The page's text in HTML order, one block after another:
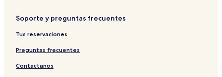
Soporte y preguntas frecuentes
Tus reservaciones
Preguntas frecuentes
Contáctanos